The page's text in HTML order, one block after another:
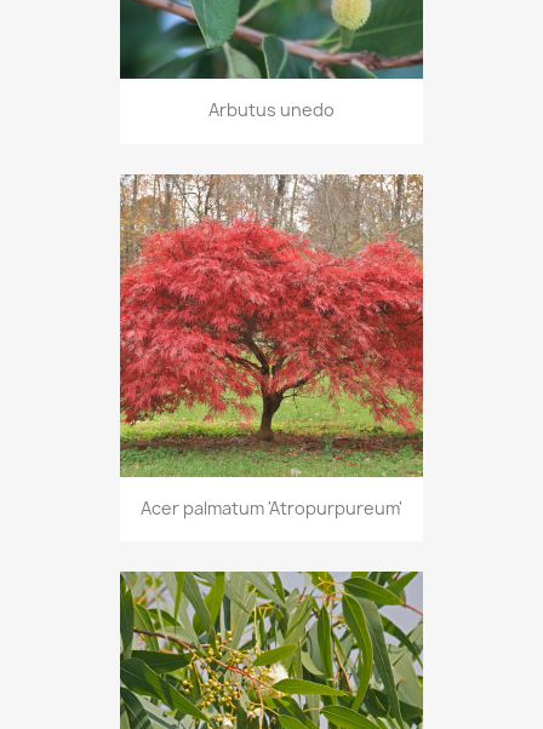
Arbutus unedo
Acer palmatum 'Atropurpureum'